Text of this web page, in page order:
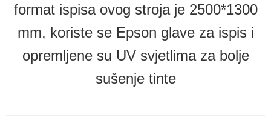
format ispisa ovog stroja je 2500*1300
mm, koriste se Epson glave za ispis i
opremljene su UV svjetlima za bolje
sušenje tinte